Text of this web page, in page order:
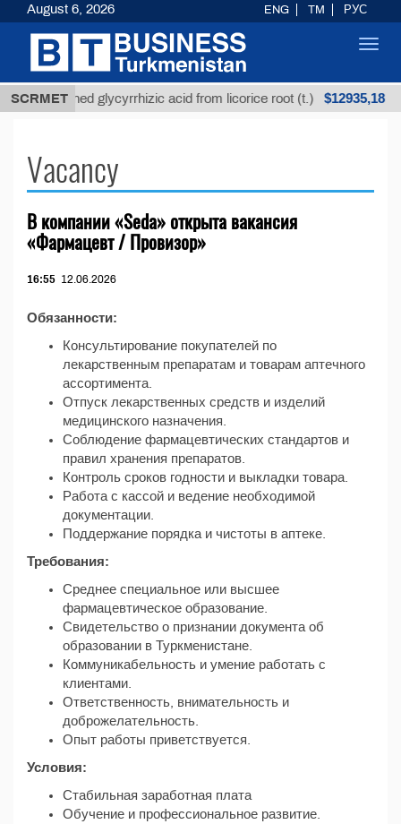
SCRMET
Unrefined glycyrrhizic acid from licorice root (t.) $12935,18
Vacancy
В компании «Seda» открыта вакансия
«Фармацевт / Провизор»
16:55 12.06.2026
Обязанности:
Консультирование покупателей по
лекарственным препаратам и товарам аптечного
ассортимента.
Отпуск лекарственных средств и изделий
медицинского назначения.
Соблюдение фармацевтических стандартов и
правил хранения препаратов.
Контроль сроков годности и выкладки товара.
Работа с кассой и ведение необходимой
документации.
Поддержание порядка и чистоты в аптеке.
Требования:
Среднее специальное или высшее
фармацевтическое образование.
Свидетельство о признании документа об
образовании в Туркменистане.
Коммуникабельность и умение работать с
клиентами.
Ответственность, внимательность и
доброжелательность.
Опыт работы приветствуется.
Условия:
Стабильная заработная плата
Обучение и профессиональное развитие.
August 6, 2026 ENG TM РУС